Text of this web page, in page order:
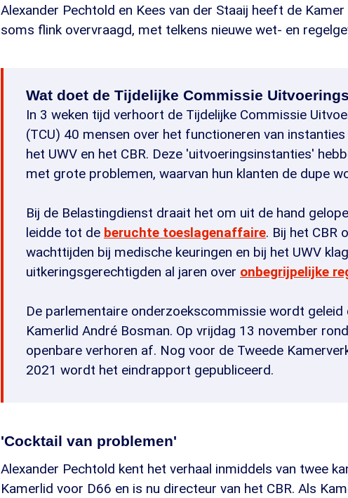
Alexander Pechtold en Kees van der Staaij heeft de
soms flink overvraagd, met telkens nieuwe wet- en
Wat doet de Tijdelijke Commissie
In 3 weken tijd verhoort de Tijdelijke Commissie
(TCU) 40 mensen over het functioneren van
het UWV en het CBR. Deze 'uitvoeringsinstanties'
met grote problemen, waarvan hun klanten de dupe
Bij de Belastingdienst draait het om uit de hand
leidde tot de beruchte toeslagenaffaire. Bij het CBR
wachttijden bij medische keuringen en bij het UWV
uitkeringsgerechtigden al jaren over onbegrijpelijke
De parlementaire onderzoekscommissie wordt geleid
Kamerlid André Bosman. Op vrijdag 13 november
openbare verhoren af. Nog voor de Tweede
2021 wordt het eindrapport gepubliceerd.
'Cocktail van problemen'
Alexander Pechtold kent het verhaal inmiddels van twee
Kamerlid voor D66 en is nu directeur van het CBR. Als